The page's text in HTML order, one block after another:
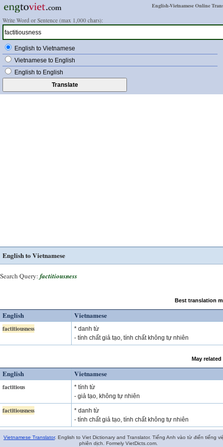
English-Vietnamese Online
Write Word or Sentence (max 1,000 chars):
English to Vietnamese
Vietnamese to English
English to English
English to Vietnamese
Search Query: factitiousness
Best translation
English Vietnamese
factitiousness
* danh từ
- tính chất giả tạo, tính chất không tự nhiên
May
English Vietnamese
factitious
* tính từ
- giả tạo, không tự nhiên
factitiousness
* danh từ
- tính chất giả tạo, tính chất không tự nhiên
Vietnamese Translator. English to Viet Dictionary and Translator. Tiếng Anh vào từ điển tiếng
phiên dịch. Formely VietDicts.com.